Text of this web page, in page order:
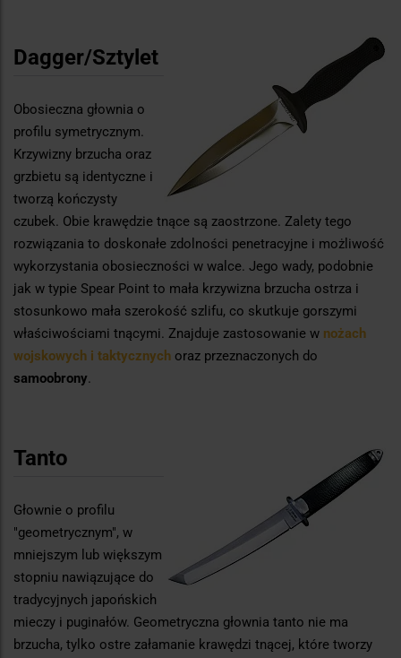
Dagger/Sztylet
Obosieczna głownia o
profilu symetrycznym.
Krzywizny brzucha oraz
grzbietu są identyczne i
tworzą kończysty
czubek. Obie krawędzie tnące są zaostrzone. Zalety tego
rozwiązania to doskonałe zdolności penetracyjne i możliwość
wykorzystania obosieczności w walce. Jego wady, podobnie
jak w typie Spear Point to mała krzywizna brzucha ostrza i
stosunkowo mała szerokość szlifu, co skutkuje gorszymi
właściwościami tnącymi. Znajduje zastosowanie w nożach
wojskowych i taktycznych oraz przeznaczonych do
samoobrony.
Tanto
Głownie o profilu
"geometrycznym", w
mniejszym lub większym
stopniu nawiązujące do
tradycyjnych japońskich
mieczy i puginałów. Geometryczna głownia tanto nie ma
brzucha, tylko ostre załamanie krawędzi tnącej, które tworzy